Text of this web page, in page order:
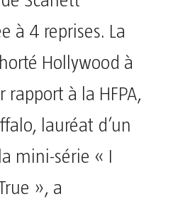
à 4 reprises. La
Hollywood à
rapport à la HFPA,
lauréat d’un
mini-série « I
», a